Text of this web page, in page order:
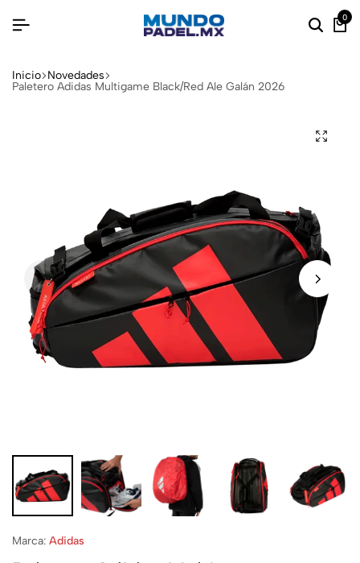
0
Inicio Novedades
Paletero Adidas Multigame Black/Red Ale Galán 2026
Marca: Adidas